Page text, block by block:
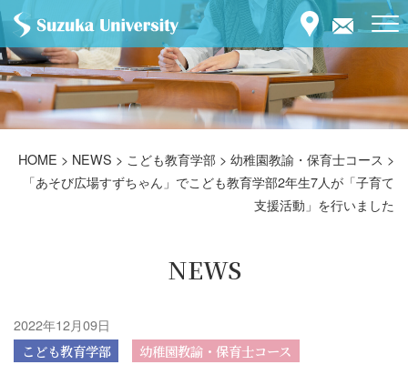
HOME > NEWS > こども教育学部 > 幼稚園教諭・保育士コース >
「あそび広場すずちゃん」でこども教育学部2年生7人が「子育て
支援活動」を行いました
NEWS
2022年12月09日
こども教育学部
幼稚園教諭・保育士コース